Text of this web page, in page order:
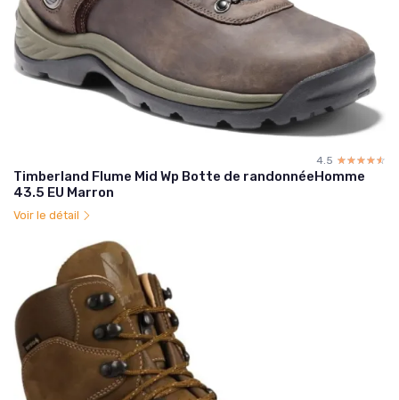
4.5 ☆☆☆☆☆
★★★★★
Timberland Flume Mid Wp Botte de randonnéeHomme
43.5 EU Marron
Voir le détail